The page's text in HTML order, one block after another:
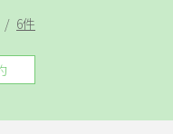
/ 6件